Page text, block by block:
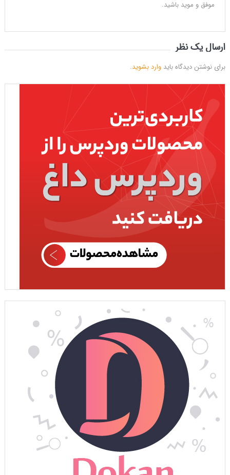
موفق و موید باشید.
ارسال یک نظر
برای نوشتن دیدگاه باید وارد بشوید.